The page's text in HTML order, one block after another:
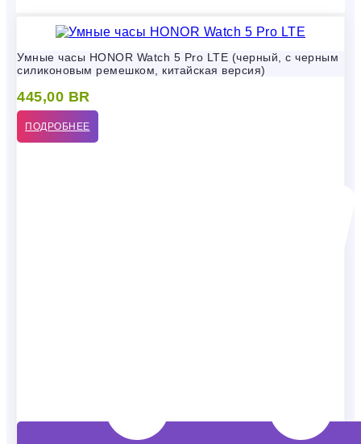
Умные часы HONOR Watch 5 Pro LTE (черный, с черным
силиконовым ремешком, китайская версия)
445,00 BR
ПОДРОБНЕЕ